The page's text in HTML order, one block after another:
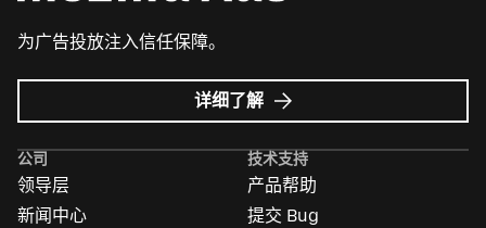
为广告投放注入信任保障。
详细了解 Mozilla
广
公司
领导层
新闻中心
技术支持
产品帮助
提交 Bug